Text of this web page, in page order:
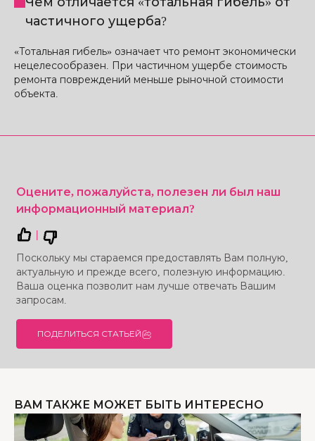
частичного ущерба?
«Тотальная гибель» означает что ремонт экономически
нецелесообразен. При частичном ущербе стоимость
ремонта повреждений меньше рыночной стоимости
объекта.
Оцените, пожалуйста, полезен ли был наш
информационный материал?
|
Поскольку мы стараемся предоставлять Вам полную,
актуальную и прежде всего, полезную информацию.
Ваша оценка позволит нам лучше отвечать Вашим
запросам.
ПОДЕЛИТЬСЯ СТАТЬЕЙ
ВАМ ТАКЖЕ МОЖЕТ БЫТЬ ИНТЕРЕСНО